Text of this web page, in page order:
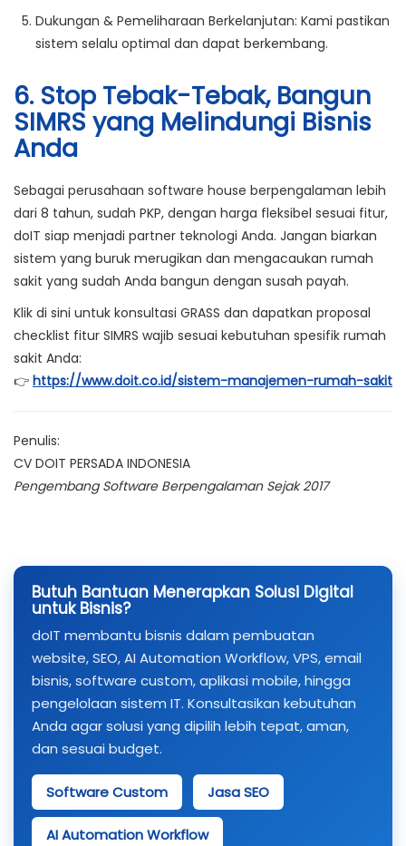
Dukungan & Pemeliharaan Berkelanjutan: Kami pastikan
sistem selalu optimal dan dapat berkembang.
6. Stop Tebak-Tebak, Bangun
SIMRS yang Melindungi Bisnis
Anda
Sebagai perusahaan software house berpengalaman lebih
dari 8 tahun, sudah PKP, dengan harga fleksibel sesuai fitur,
doIT siap menjadi partner teknologi Anda. Jangan biarkan
sistem yang buruk merugikan dan mengacaukan rumah
sakit yang sudah Anda bangun dengan susah payah.
Klik di sini untuk konsultasi GRASS dan dapatkan proposal
checklist fitur SIMRS wajib sesuai kebutuhan spesifik rumah
sakit Anda:
👉 https://www.doit.co.id/sistem-manajemen-rumah-sakit
Penulis:
CV DOIT PERSADA INDONESIA
Pengembang Software Berpengalaman Sejak 2017
Butuh Bantuan Menerapkan Solusi Digital
untuk Bisnis?
doIT membantu bisnis dalam pembuatan
website, SEO, AI Automation Workflow, VPS, email
bisnis, software custom, aplikasi mobile, hingga
pengelolaan sistem IT. Konsultasikan kebutuhan
Anda agar solusi yang dipilih lebih tepat, aman,
dan sesuai budget.
Software Custom Jasa SEO
AI Automation Workflow